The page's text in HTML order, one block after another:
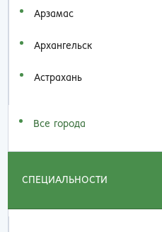
Арзамас
Архангельск
Астрахань
Все города
СПЕЦИАЛЬНОСТИ